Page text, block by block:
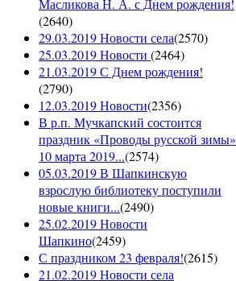
Масликова Н. А. с Днем рождения!
(2640)
29.03.2019 Новости села(2570)
25.03.2019 Новости (2464)
21.03.2019 С Днем рождения!
(2790)
12.03.2019 Новости(2356)
В р.п. Мучкапский состоится
праздник «Проводы русской зимы»
10 марта 2019...(2574)
05.03.2019 В Шапкинскую
взрослую библиотеку поступили
новые книги...(2490)
25.02.2019 Новости
Шапкино(2459)
С праздником 23 февраля!(2615)
21.02.2019 Новости села